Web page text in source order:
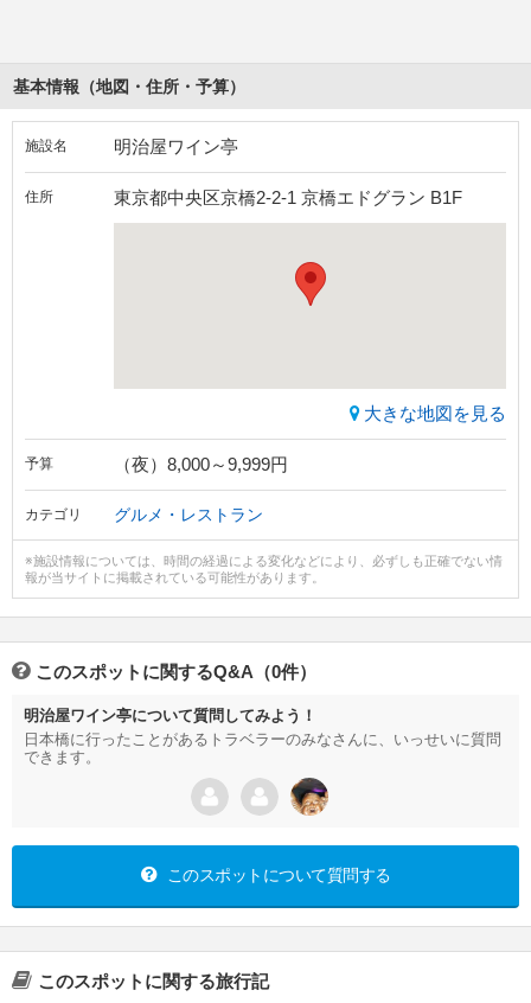
基本情報（地図・住所・予算）
施設名 明治屋ワイン亭
住所 東京都中央区京橋2-2-1 京橋エドグラン B1F
大きな地図を見る
予算 （夜）8,000～9,999円
カテゴリ グルメ・レストラン
※施設情報については、時間の経過による変化などにより、必ずしも正確でない情
報が当サイトに掲載されている可能性があります。
このスポットに関するQ&A（0件）
明治屋ワイン亭について質問してみよう！
日本橋に行ったことがあるトラベラーのみなさんに、いっせいに質問
できます。
このスポットについて質問する
このスポットに関する旅行記